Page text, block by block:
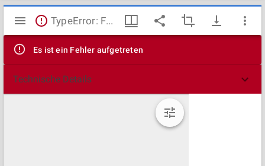
Mirador
Viewer
TypeError: Failed to fetch
Es ist ein Fehler aufgetreten
Technische Details